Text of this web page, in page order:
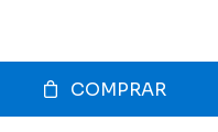
COMPRAR